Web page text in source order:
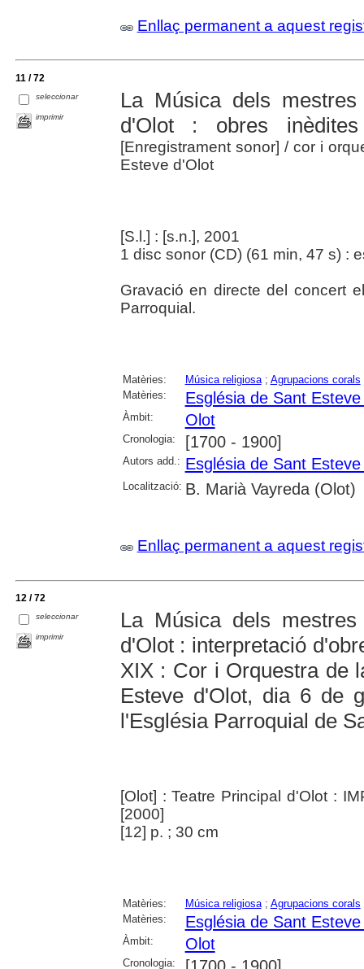
Enllaç permanent a aquest
11 / 72
seleccionar
imprimir
La Música dels
d'Olot : obres
[Enregistrament sonor] / cor i
Esteve d'Olot
[S.l.] : [s.n.], 2001
1 disc sonor (CD) (61 min, 47 s) :
Gravació en directe del concert
Parroquial.
Matèries: Música religiosa; Agrupacions corals
Matèries:
Església de Sant
Àmbit: Olot
Cronologia: [1700 - 1900]
Autors add.: Església de Sant
Localització: B. Marià Vayreda (Olot)
Enllaç permanent a aquest
12 / 72
seleccionar
imprimir
La Música dels
d'Olot : interpretació
XIX : Cor i Orquestra de
Esteve d'Olot, dia 6 de
l'Església Parroquial de
[Olot] : Teatre Principal d'Olot :
[2000]
[12] p. ; 30 cm
Matèries: Música religiosa; Agrupacions corals
Matèries:
Església de Sant
Àmbit: Olot
Cronologia: